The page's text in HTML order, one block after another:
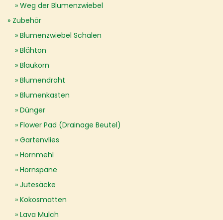
Weg der Blumenzwiebel
Zubehör
Blumenzwiebel Schalen
Blähton
Blaukorn
Blumendraht
Blumenkasten
Dünger
Flower Pad (Drainage Beutel)
Gartenvlies
Hornmehl
Hornspäne
Jutesäcke
Kokosmatten
Lava Mulch